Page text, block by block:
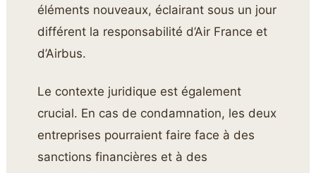
éléments nouveaux, éclairant sous un jour
différent la responsabilité d’Air France et
d’Airbus.
Le contexte juridique est également
crucial. En cas de condamnation, les deux
entreprises pourraient faire face à des
sanctions financières et à des